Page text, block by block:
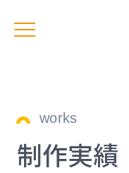
works
制作実績